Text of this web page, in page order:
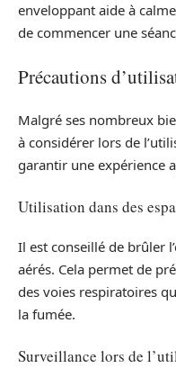
enveloppant aide à
de commencer une
Précautions
Malgré ses nombreux
à considérer lors de
garantir une expérience
Utilisation dans des
Il est conseillé de brûler
aérés. Cela permet de
des voies respiratoires
la fumée.
Surveillance lors de